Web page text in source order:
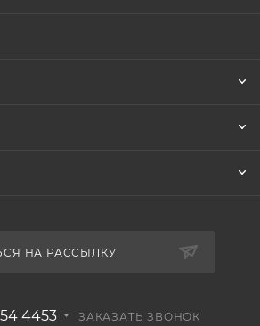
НА РАССЫЛКУ
4453 ЗАКАЗАТЬ ЗВОНОК